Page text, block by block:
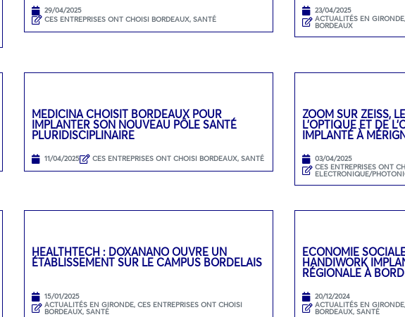
29/04/2025
CES ENTREPRISES ONT CHOISI BORDEAUX,SANTÉ
23/04/2025
ACTUALITÉS EN GIRONDE,
BORDEAUX
MEDICINA CHOISIT BORDEAUX POUR
IMPLANTER SON NOUVEAU PÔLE SANTÉ
PLURIDISCIPLINAIRE
11/04/2025 CES ENTREPRISES ONT CHOISI BORDEAUX,SANTÉ
ZOOM SUR ZEISS,
L’OPTIQUE ET DE
IMPLANTÉ À
03/04/2025
CES ENTREPRISES ONT
ELECTRONIQUE/
HEALTHTECH : DOXANANO OUVRE UN
ÉTABLISSEMENT SUR LE CAMPUS BORDELAIS
15/01/2025
ACTUALITÉS EN GIRONDE,CES ENTREPRISES ONT CHOISI
BORDEAUX,SANTÉ
ECONOMIE
HANDIWORK
RÉGIONALE À
20/12/2024
ACTUALITÉS EN GIRONDE,
BORDEAUX, SANTÉ